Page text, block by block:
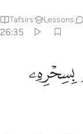
Tafsirs Lessons
26:35
ﲿ